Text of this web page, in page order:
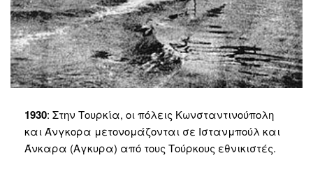
1930: Στην Τουρκία, οι πόλεις Κωνσταντινούπολη
και Άνγκορα μετονομάζονται σε Ιστανμπούλ και
Άνκαρα (Αγκυρα) από τους Τούρκους εθνικιστές.